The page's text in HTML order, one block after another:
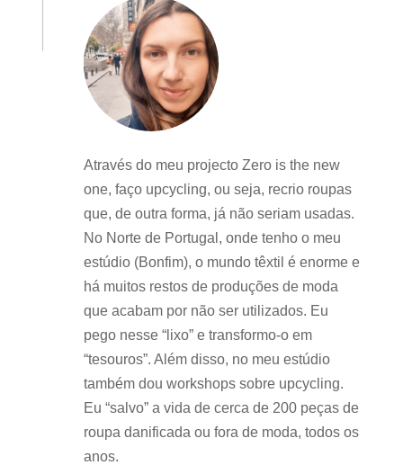
Através do meu projecto Zero is the new
one, faço upcycling, ou seja, recrio roupas
que, de outra forma, já não seriam usadas.
No Norte de Portugal, onde tenho o meu
estúdio (Bonfim), o mundo têxtil é enorme e
há muitos restos de produções de moda
que acabam por não ser utilizados. Eu
pego nesse “lixo” e transformo-o em
“tesouros”. Além disso, no meu estúdio
também dou workshops sobre upcycling.
Eu “salvo” a vida de cerca de 200 peças de
roupa danificada ou fora de moda, todos os
anos.